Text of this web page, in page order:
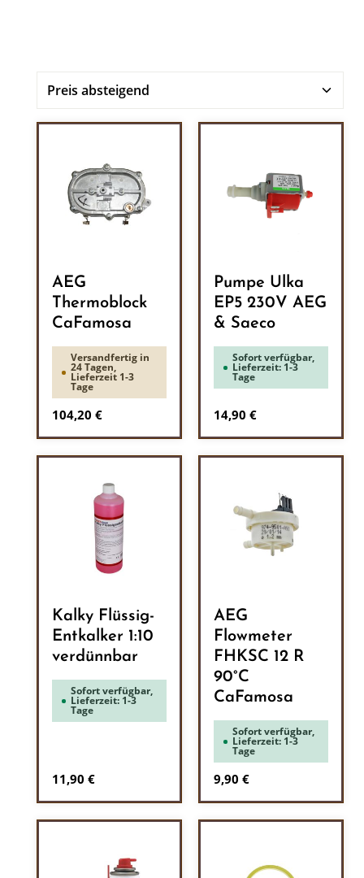
AEG
Thermoblock
CaFamosa
Versandfertig in
24 Tagen,
Lieferzeit 1-3
Tage
Regulärer Preis:
104,20 €
Pumpe Ulka
EP5 230V AEG
& Saeco
Sofort verfügbar,
Lieferzeit: 1-3
Tage
Regulärer Preis:
14,90 €
Kalky Flüssig-
Entkalker 1:10
verdünnbar
Sofort verfügbar,
Lieferzeit: 1-3
Tage
Regulärer Preis:
11,90 €
AEG
Flowmeter
FHKSC 12 R
90°C
CaFamosa
Sofort verfügbar,
Lieferzeit: 1-3
Tage
Regulärer Preis:
9,90 €